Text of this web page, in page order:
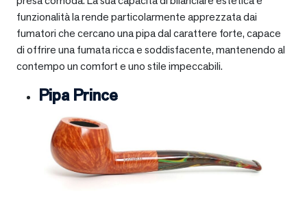
funzionalità la rende particolarmente apprezzata dai
fumatori che cercano una pipa dal carattere forte, capace
di offrire una fumata ricca e soddisfacente, mantenendo al
contempo un comfort e uno stile impeccabili.
Pipa Prince